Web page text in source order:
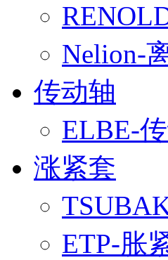
Nelion-
传动轴
ELBE-
涨紧套
ETP-胀